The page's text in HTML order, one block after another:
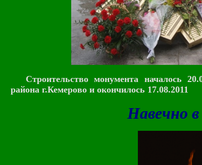
Строительство монумента началось
района г.Кемерово и окончилось 17.08.2011
Навечно